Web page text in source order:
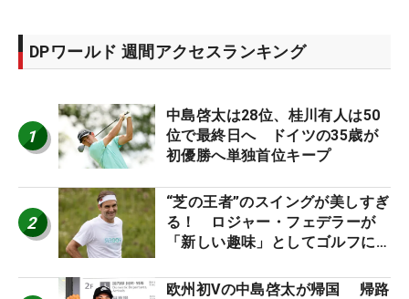
DPワールド 週間アクセスランキング
1
中島啓太は28位、桂川有人は50
位で最終日へ ドイツの35歳が
初優勝へ単独首位キープ
2
“芝の王者”のスイングが美しすぎ
る！ ロジャー・フェデラーが
「新しい趣味」としてゴルフに挑
欧州初Vの中島啓太が帰国 帰路